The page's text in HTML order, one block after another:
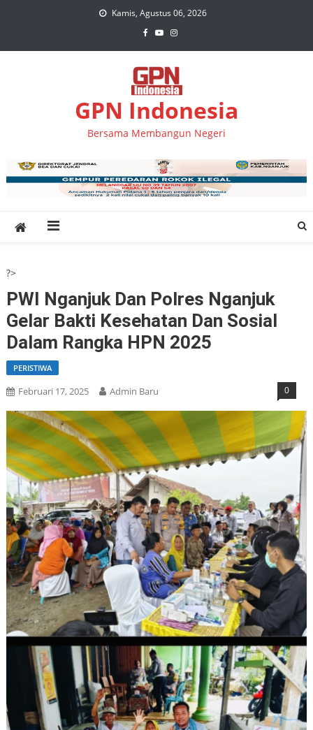
Kamis, Agustus 06, 2026
GPN Indonesia
Bersama Membangun Negeri
?>
PWI Nganjuk Dan Polres Nganjuk
Gelar Bakti Kesehatan Dan Sosial
Dalam Rangka HPN 2025
PERISTIWA
Februari 17, 2025 Admin Baru 0